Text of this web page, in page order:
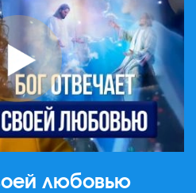
любовью